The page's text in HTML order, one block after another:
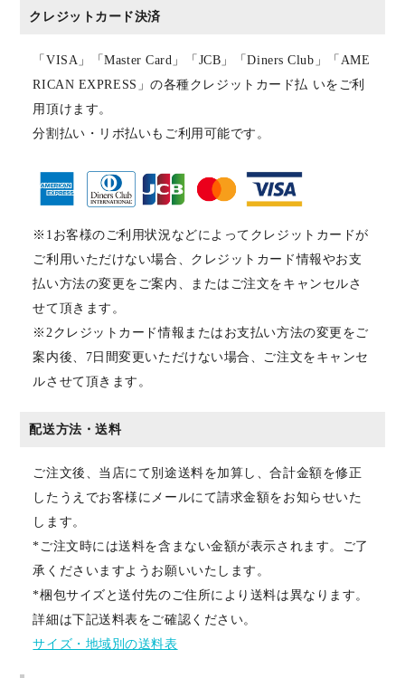
クレジットカード決済
「VISA」「Master Card」「JCB」「Diners Club」「AME
RICAN EXPRESS」の各種クレジットカード払 いをご利
用頂けます。
分割払い・リボ払いもご利用可能です。
※1お客様のご利用状況などによってクレジットカードが
ご利用いただけない場合、クレジットカード情報やお支
払い方法の変更をご案内、またはご注文をキャンセルさ
せて頂きます。
※2クレジットカード情報またはお支払い方法の変更をご
案内後、7日間変更いただけない場合、ご注文をキャンセ
ルさせて頂きます。
配送方法・送料
ご注文後、当店にて別途送料を加算し、合計金額を修正
したうえでお客様にメールにて請求金額をお知らせいた
します。
*ご注文時には送料を含まない金額が表示されます。ご了
承くださいますようお願いいたします。
*梱包サイズと送付先のご住所により送料は異なります。
詳細は下記送料表をご確認ください。
サイズ・地域別の送料表